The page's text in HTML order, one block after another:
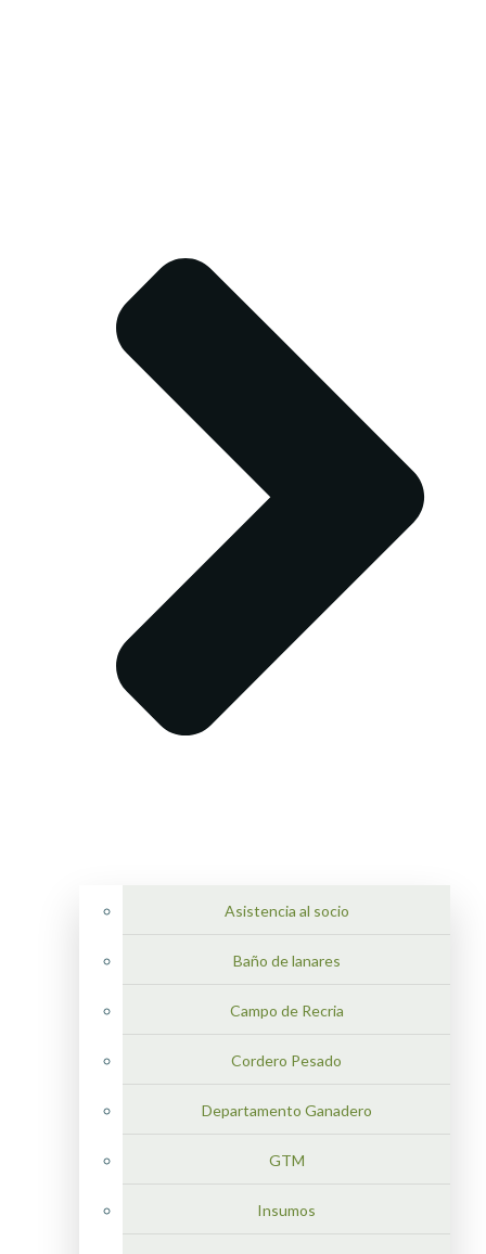
Asistencia al socio
Baño de lanares
Campo de Recria
Cordero Pesado
Departamento Ganadero
GTM
Insumos